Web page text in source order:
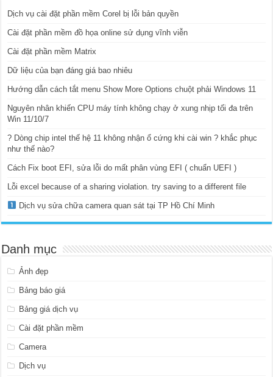
Dịch vụ cài đặt phần mềm Corel bị lỗi bản quyền
Cài đặt phần mềm đồ họa online sử dụng vĩnh viễn
Cài đặt phần mềm Matrix
Dữ liệu của bạn đáng giá bao nhiêu
Hướng dẫn cách tắt menu Show More Options chuột phải Windows 11
Nguyên nhân khiến CPU máy tính không chạy ở xung nhịp tối đa trên
Win 11/10/7
? Dòng chip intel thế hệ 11 không nhận ổ cứng khi cài win ? khắc phục
như thế nào?
Cách Fix boot EFI, sửa lỗi do mất phân vùng EFI ( chuẩn UEFI )
Lỗi excel because of a sharing violation. try saving to a different file
Dịch vụ sửa chữa camera quan sát tại TP Hồ Chí Minh
Danh mục
Ảnh đẹp
Bảng báo giá
Bảng giá dịch vụ
Cài đặt phần mềm
Camera
Dịch vụ